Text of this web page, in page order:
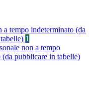
a tempo indeterminato (da
1
non a tempo
(da pubblicare in tabelle)